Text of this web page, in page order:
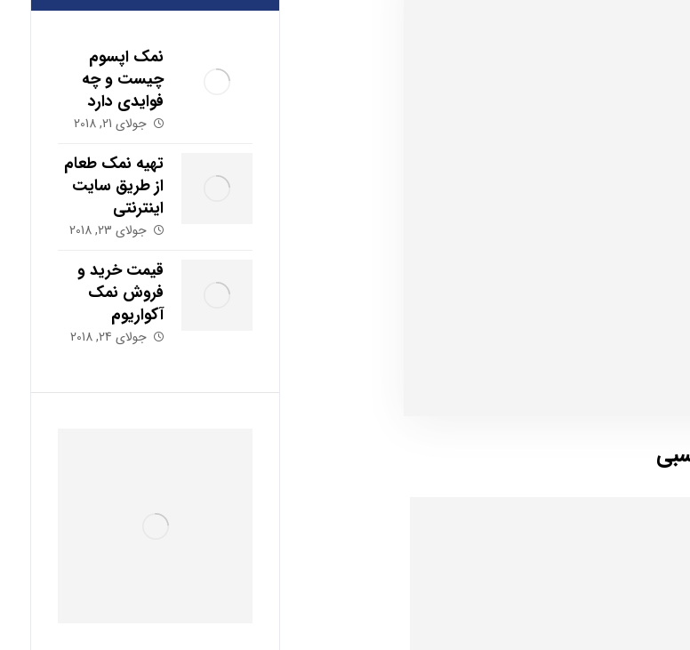
نمک اپسوم
چیست و چه
فوایدی دارد
جولای 21, 2018
تهیه نمک طعام
از طریق سایت
اینترنتی
جولای 23, 2018
قیمت خرید و
فروش نمک
آکواریوم
جولای 24, 2018